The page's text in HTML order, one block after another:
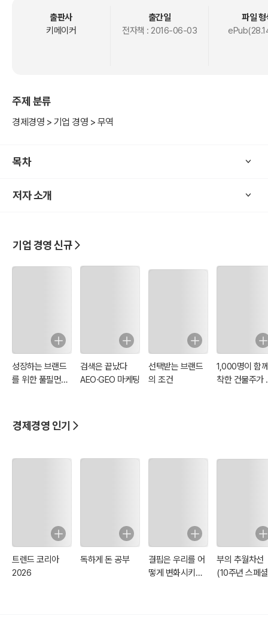
보증수혜자가 대금지급을 요구하면 보증은행은 이에 응해야 하므로
보증신용장과 별 다름이 없다. 신용장은 독립추상성이 있어서 주계약
나 미국과 같은 경우는 국제보증거래에서 보증신용장을 사용하도록
법정하고 있어, 사용이 강제되고 있다.
력부족으로 사고가 발생하는 예가 많았다.
출판사
키메이커
출간일
전자책 : 2016-06-03
파일 형
주제 분류
경제경영 > 기업 경영 > 무역
목차
저자 소개
기업 경영 신규
성장하는 브랜드
를 위한 풀필먼트
검색은 끝났다
AEO·GEO 마케팅
선택받는 브랜드
의 조건
1,000명이 함께
착한 건물주가
경제경영 인기
트렌드 코리아
2026
독하게 돈 공부
결핍은 우리를 어
떻게 변화시키는
부의 추월차선
(10주년 스페셜